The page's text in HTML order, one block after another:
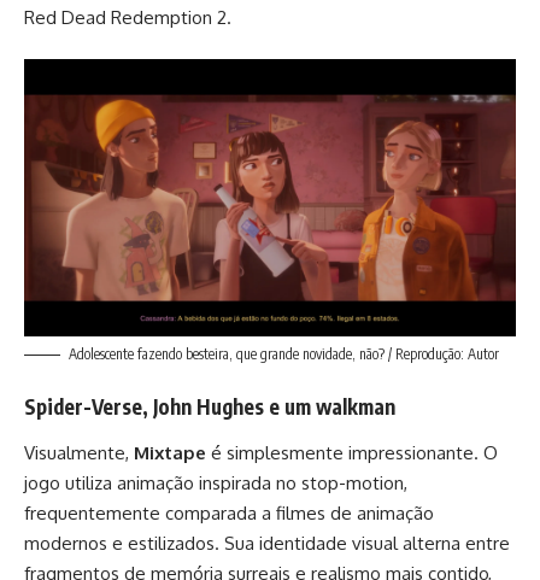
Red Dead Redemption 2.
Adolescente fazendo besteira, que grande novidade, não? / Reprodução: Autor
Spider-Verse, John Hughes e um walkman
Visualmente, Mixtape é simplesmente impressionante. O
jogo utiliza animação inspirada no stop-motion,
frequentemente comparada a filmes de animação
modernos e estilizados. Sua identidade visual alterna entre
fragmentos de memória surreais e realismo mais contido,